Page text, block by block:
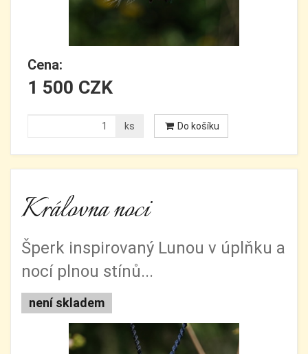
Cena:
1 500 CZK
ks Do košíku
Královna noci
Šperk inspirovaný Lunou v úplňku a
nocí plnou stínů...
není skladem